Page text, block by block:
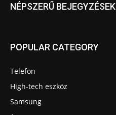
NÉPSZERŰ BEJEGYZÉSEK
POPULAR CATEGORY
Telefon
High-tech eszköz
Samsung